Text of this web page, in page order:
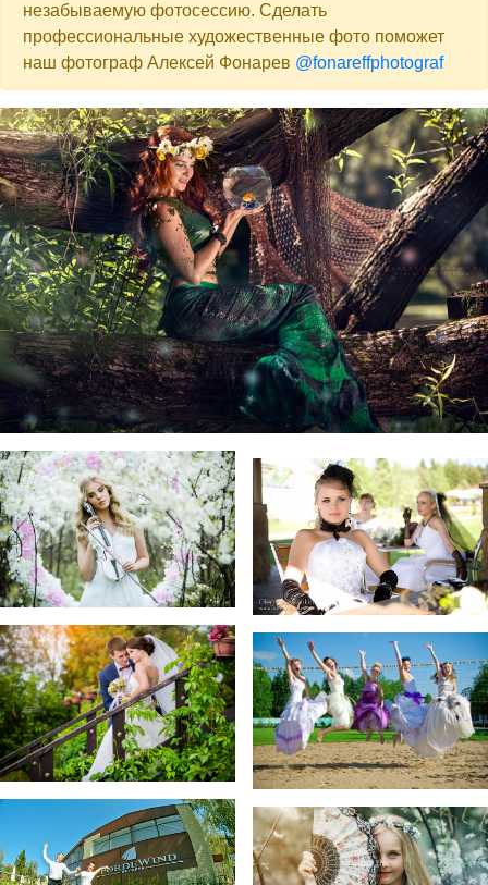
незабываемую фотосессию. Сделать
профессиональные художественные фото поможет
наш фотограф Алексей Фонарев @fonareffphotograf